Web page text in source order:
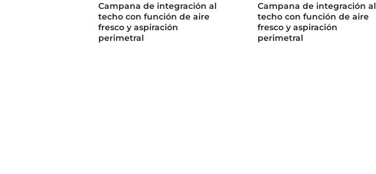
Campana de integración al
techo con función de aire
fresco y aspiración
perimetral
Campana de integración al
techo con función de aire
fresco y aspiración
perimetral